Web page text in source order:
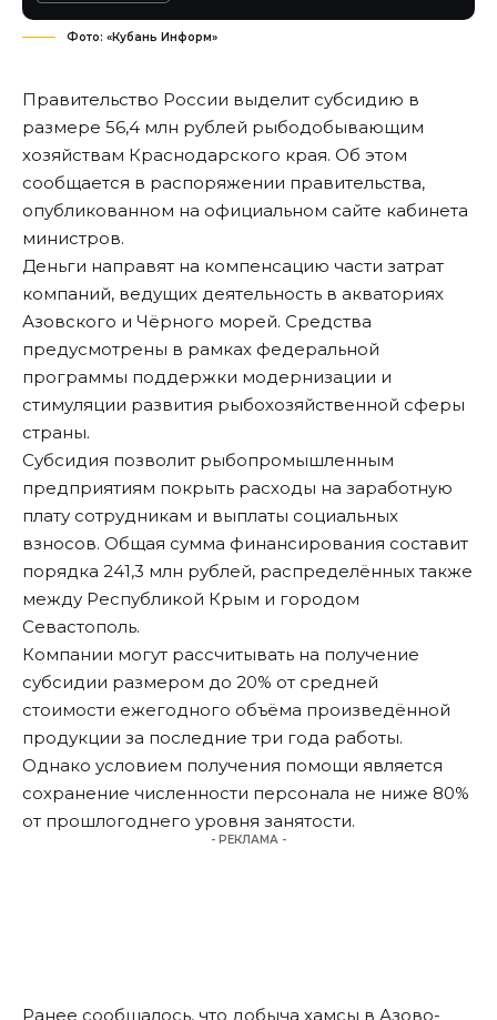
Фото: «Кубань Информ»
Правительство России выделит субсидию в
размере 56,4 млн рублей рыбодобывающим
хозяйствам Краснодарского края. Об этом
сообщается в распоряжении правительства,
опубликованном на официальном сайте кабинета
министров.
Деньги направят на компенсацию части затрат
компаний, ведущих деятельность в акваториях
Азовского и Чёрного морей. Средства
предусмотрены в рамках федеральной
программы поддержки модернизации и
стимуляции развития рыбохозяйственной сферы
страны.
Субсидия позволит рыбопромышленным
предприятиям покрыть расходы на заработную
плату сотрудникам и выплаты социальных
взносов. Общая сумма финансирования составит
порядка 241,3 млн рублей, распределённых также
между Республикой Крым и городом
Севастополь.
Компании могут рассчитывать на получение
субсидии размером до 20% от средней
стоимости ежегодного объёма произведённой
продукции за последние три года работы.
Однако условием получения помощи является
сохранение численности персонала не ниже 80%
от прошлогоднего уровня занятости.
- РЕКЛАМА -
Ранее сообщалось, что добыча хамсы в Азово-